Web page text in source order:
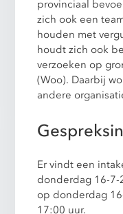
provinciaal
zich ook een
houden met
houdt zich ook
verzoeken op
(Woo). Daarbij
andere
Er vindt een
donderdag 16-7-
op donderdag
17:00 uur.